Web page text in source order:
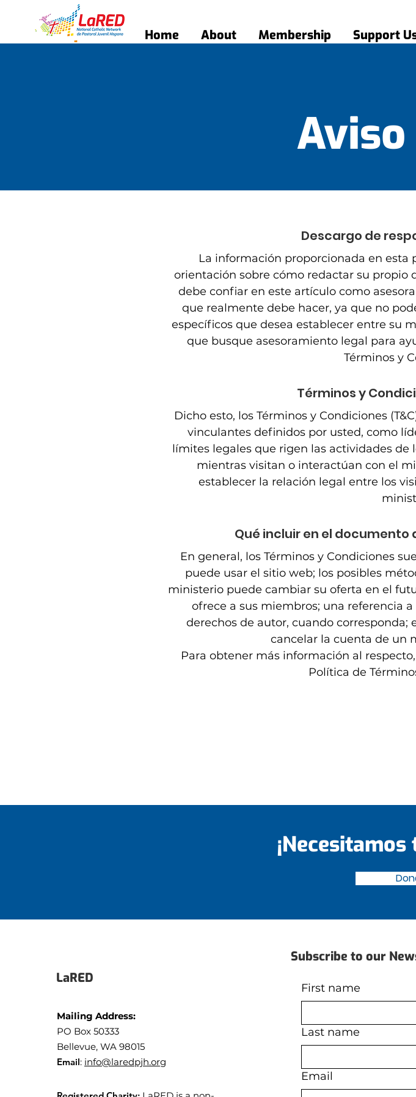
Home About Membership Support
Descargo de
La información proporcionada en
orientación sobre cómo redactar su propio
debe confiar en este artículo como
que realmente debe hacer, ya que no
específicos que desea establecer entre su
que busque asesoramiento legal para
Términos y
Términos y
Dicho esto, los Términos y Condiciones
vinculantes definidos por usted, como
límites legales que rigen las actividades
mientras visitan o interactúan con el
establecer la relación legal entre los
Qué incluir en el documento
En general, los Términos y Condiciones
puede usar el sitio web; los posibles
ministerio puede cambiar su oferta en el
ofrece a sus miembros; una referencia
derechos de autor, cuando
cancelar la cuenta de un
Para obtener más información al
Política de
LaRED
Mailing Address:
PO Box 50333
Bellevue, WA 98015
Email: info@laredpjh.org
Subscribe to our
First name
Last name
Email